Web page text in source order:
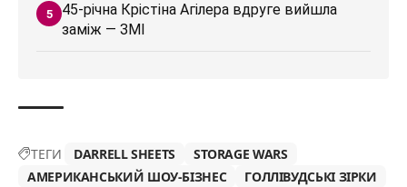
45-річна Крістіна Агілера вдруге вийшла
заміж — ЗМІ
ТЕГИ DARRELL SHEETS
STORAGE WARS
АМЕРИКАНСЬКИЙ ШОУ-БІЗНЕС
ГОЛЛІВУДСЬКІ ЗІРКИ